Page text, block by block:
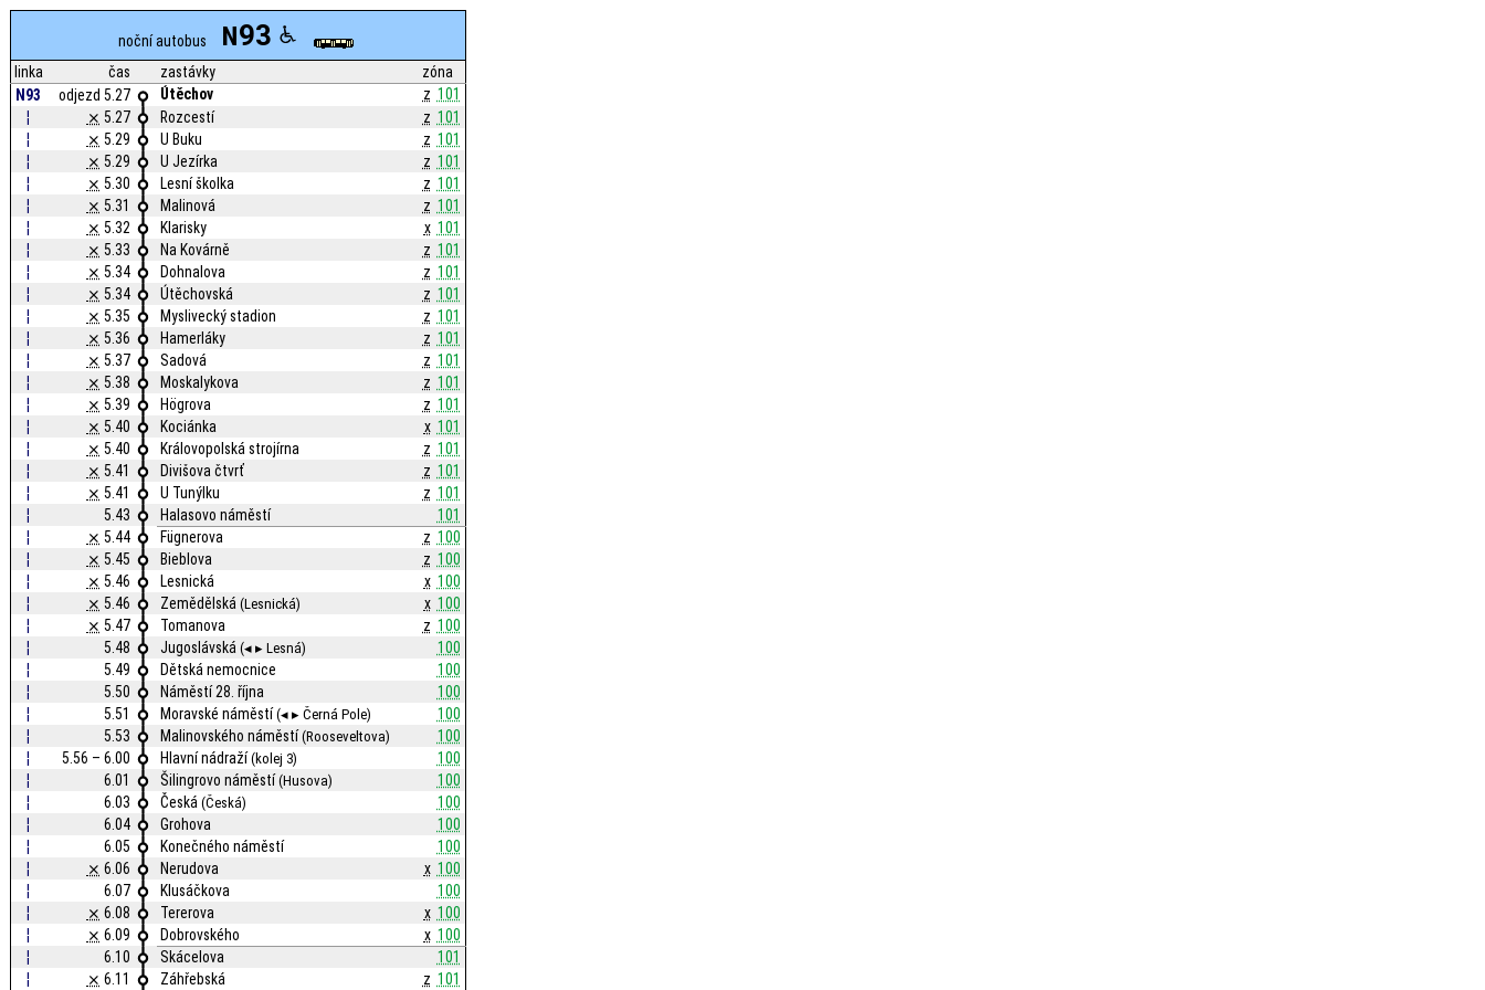
noční autobus N93
linka čas zastávky
zóna
N93
odjezd 5.27 Útěchov z 101
¦
⨯ 5.27 Rozcestí z 101
¦
⨯ 5.29 U Buku z 101
¦
⨯ 5.29 U Jezírka z 101
¦
⨯ 5.30 Lesní školka z 101
¦
⨯ 5.31 Malinová z 101
¦
⨯ 5.32 Klarisky x 101
¦
⨯ 5.33 Na Kovárně z 101
¦
⨯ 5.34 Dohnalova z 101
¦
⨯ 5.34 Útěchovská z 101
¦
⨯ 5.35 Myslivecký stadion z 101
¦
⨯ 5.36 Hamerláky z 101
¦
⨯ 5.37 Sadová z 101
¦
⨯ 5.38 Moskalykova z 101
¦
⨯ 5.39 Högrova z 101
¦
⨯ 5.40 Kociánka x 101
¦
⨯ 5.40 Královopolská strojírna z 101
¦
⨯ 5.41 Divišova čtvrť z 101
¦
⨯ 5.41 U Tunýlku z 101
¦
5.43 Halasovo náměstí
101
¦
⨯ 5.44 Fügnerova z 100
¦
⨯ 5.45 Bieblova z 100
¦
⨯ 5.46 Lesnická x 100
¦
⨯ 5.46 Zemědělská(Lesnická) x 100
¦
⨯ 5.47 Tomanova z 100
¦
5.48 Jugoslávská(◂ ▸ Lesná)
100
¦
5.49 Dětská nemocnice
100
¦
5.50 Náměstí 28. října
100
¦
5.51 Moravské náměstí(◂ ▸ Černá Pole)
100
¦
5.53 Malinovského náměstí(Rooseveltova)
100
¦
5.56 – 6.00 Hlavní nádraží(kolej 3)
100
¦
6.01 Šilingrovo náměstí(Husova)
100
¦
6.03 Česká(Česká)
100
¦
6.04 Grohova
100
¦
6.05 Konečného náměstí
100
¦
⨯ 6.06 Nerudova x 100
¦
6.07 Klusáčkova
100
¦
⨯ 6.08 Tererova x 100
¦
⨯ 6.09 Dobrovského x 100
¦
6.10 Skácelova
101
¦
⨯ 6.11 Záhřebská z 101